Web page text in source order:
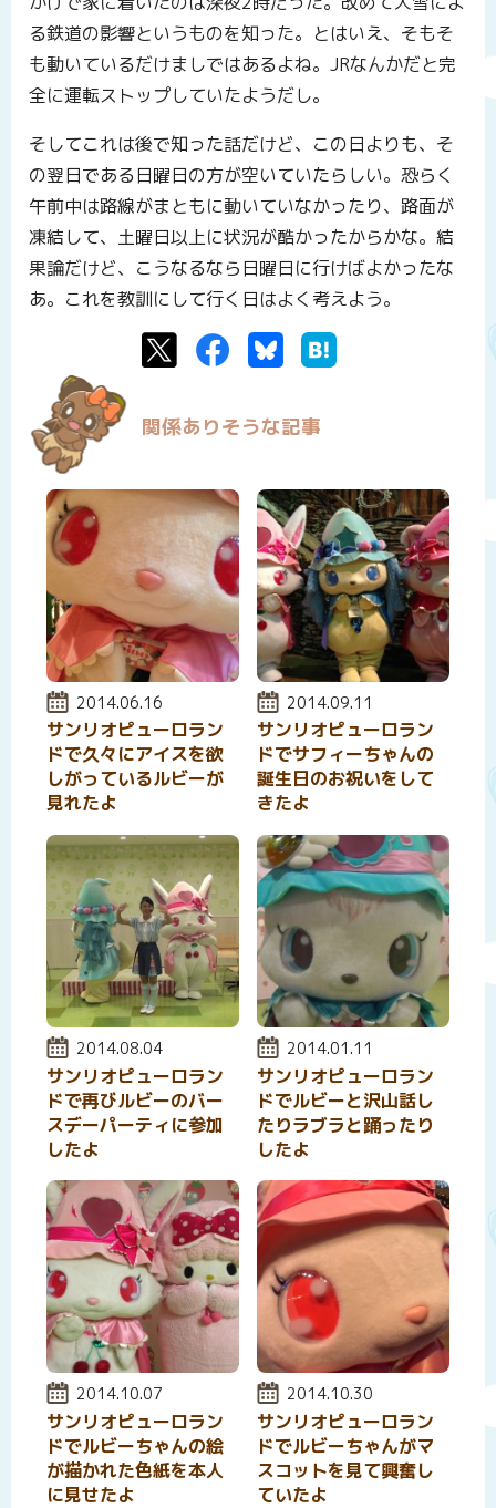
る鉄道の影響というものを知った。とはいえ、そもそ
も動いているだけましではあるよね。JRなんかだと完
全に運転ストップしていたようだし。
そしてこれは後で知った話だけど、この日よりも、そ
の翌日である日曜日の方が空いていたらしい。恐らく
午前中は路線がまともに動いていなかったり、路面が
凍結して、土曜日以上に状況が酷かったからかな。結
果論だけど、こうなるなら日曜日に行けばよかったな
あ。これを教訓にして行く日はよく考えよう。
TwitterFacebookBluesky はてなブックマーク
関係ありそうな記事
投稿日:
2014.06.16
サンリオピューロラン
ドで久々にアイスを欲
しがっているルビーが
見れたよ
投稿日:
2014.09.11
サンリオピューロラン
ドでサフィーちゃんの
誕生日のお祝いをして
きたよ
投稿日:
2014.08.04
サンリオピューロラン
ドで再びルビーのバー
スデーパーティに参加
したよ
投稿日:
2014.01.11
サンリオピューロラン
ドでルビーと沢山話し
たりラブラと踊ったり
したよ
投稿日:
2014.10.07
サンリオピューロラン
ドでルビーちゃんの絵
が描かれた色紙を本人
に見せたよ
投稿日:
2014.10.30
サンリオピューロラン
ドでルビーちゃんがマ
スコットを見て興奮し
ていたよ